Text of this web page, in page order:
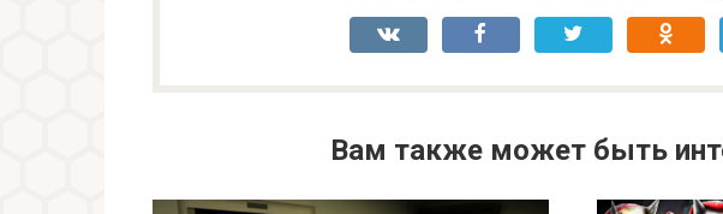
Вам также может быть